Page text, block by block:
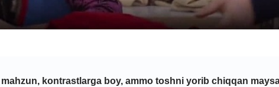
mahzun, kontrastlarga boy, ammo toshni yorib chiqqan